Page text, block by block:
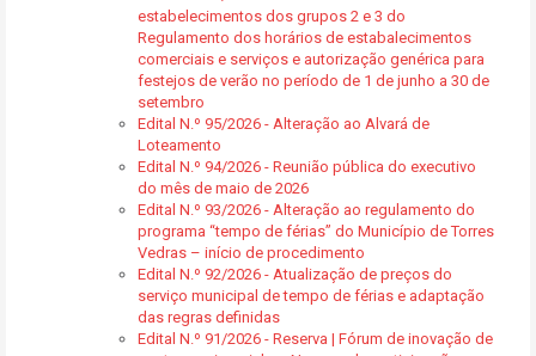
estabelecimentos dos grupos 2 e 3 do
Regulamento dos horários de estabalecimentos
comerciais e serviços e autorização genérica para
festejos de verão no período de 1 de junho a 30 de
setembro
Edital N.º 95/2026 - Alteração ao Alvará de
Loteamento
Edital N.º 94/2026 - Reunião pública do executivo
do mês de maio de 2026
Edital N.º 93/2026 - Alteração ao regulamento do
programa “tempo de férias” do Município de Torres
Vedras – início de procedimento
Edital N.º 92/2026 - Atualização de preços do
serviço municipal de tempo de férias e adaptação
das regras definidas
Edital N.º 91/2026 - Reserva | Fórum de inovação de